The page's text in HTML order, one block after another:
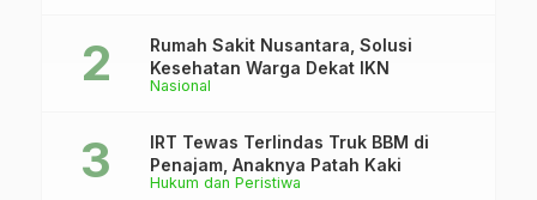
Nasional
Rumah Sakit Nusantara, Solusi
Kesehatan Warga Dekat IKN
Hukum dan Peristiwa
IRT Tewas Terlindas Truk BBM di
Penajam, Anaknya Patah Kaki